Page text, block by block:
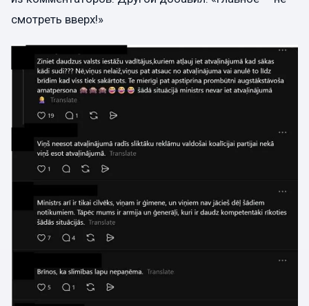
смотреть вверх!»